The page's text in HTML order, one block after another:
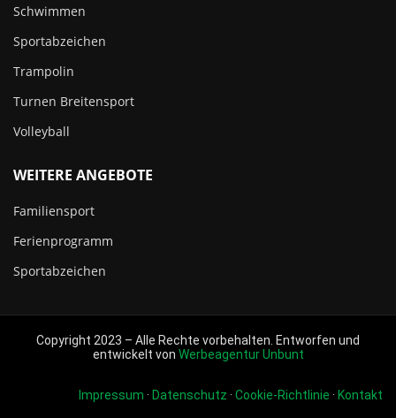
Schwimmen
Sportabzeichen
Trampolin
Turnen Breitensport
Volleyball
WEITERE ANGEBOTE
Familiensport
Ferienprogramm
Sportabzeichen
Copyright 2023 – Alle Rechte vorbehalten. Entworfen und
entwickelt von Werbeagentur Unbunt
Impressum · Datenschutz · Cookie-Richtlinie · Kontakt